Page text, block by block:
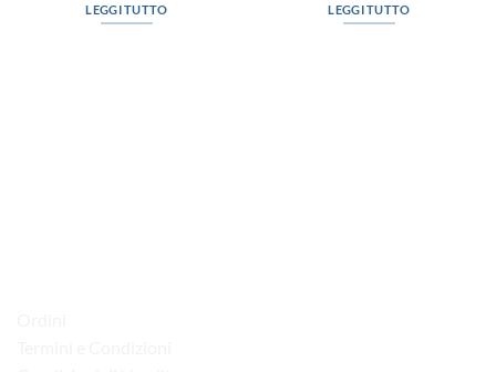
LEGGI TUTTO LEGGI TUTTO